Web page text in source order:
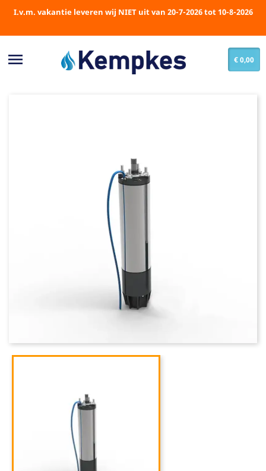
I.v.m. vakantie leveren wij NIET uit van 20-7-2026 tot 10-8-2026
 € 0,00